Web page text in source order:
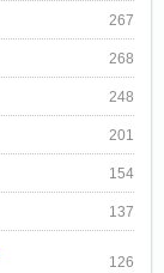
267
268
248
201
154
137
126